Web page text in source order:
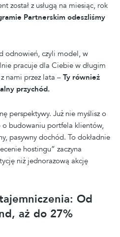
został z usługą na miesiąc, rok
Partnerskim odeszliśmy
odnowień, czyli model, w
pracuje dla Ciebie w długim
nami przez lata – Ty również
przychód.
perspektywy. Już nie myślisz o
budowaniu portfela klientów,
pasywny dochód. To dokładnie
hostingu” zaczyna
niż jednorazową akcję
Od
aż do 27%